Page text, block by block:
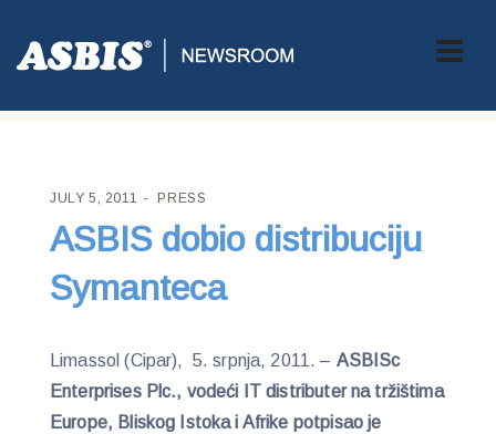
ASBIS CROATIA PRESS> ASBIS DOBIO DISTRIBUCIJU
JULY 5, 2011 PRESS
ASBIS dobio distribuciju
Symanteca
Limassol (Cipar), 5. srpnja, 2011. – ASBISc
Enterprises Plc., vodeći IT distributer na tržištima
Europe, Bliskog Istoka i Afrike potpisao je